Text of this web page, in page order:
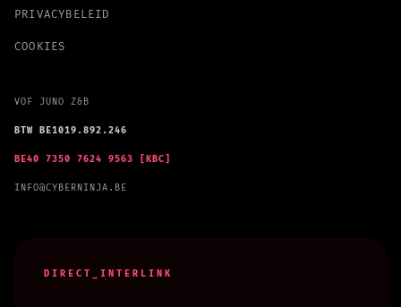
PRIVACYBELEID
COOKIES
VOF JUNO Z&B
BTW BE1019.892.246
BE40 7350 7624 9563 [KBC]
INFO@CYBERNINJA.BE
DIRECT_INTERLINK